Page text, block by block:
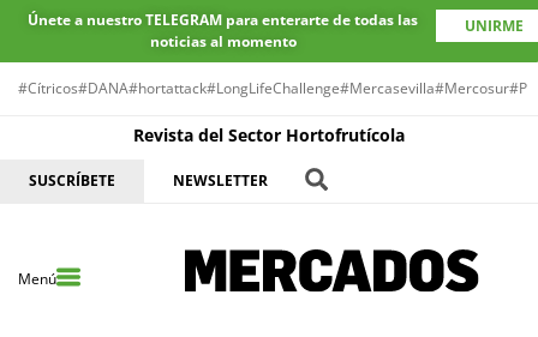
Únete a nuestro TELEGRAM para enterarte de todas las
noticias al momento
UNIRME
#Cítricos#DANA#hortattack#LongLifeChallenge#Mercasevilla#Mercosur
Revista del Sector Hortofrutícola
SUSCRÍBETE NEWSLETTER
Menú